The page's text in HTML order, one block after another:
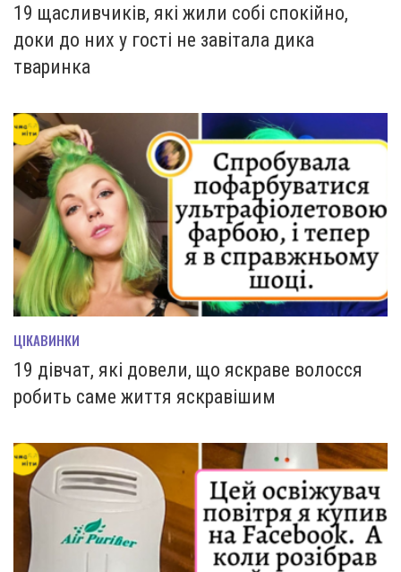
19 щасливчиків, які жили собі спокійно,
доки до них у гості не завітала дика
тваринка
ЦІКАВИНКИ
19 дівчат, які довели, що яскраве волосся
робить саме життя яскравішим